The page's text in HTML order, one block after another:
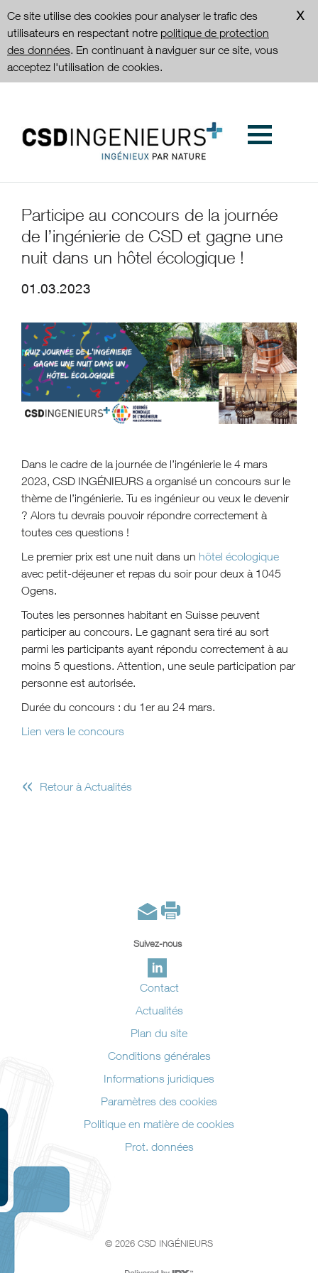
Ce site utilise des cookies pour analyser le trafic des
utilisateurs en respectant notre politique de protection
des données. En continuant à naviguer sur ce site, vous
acceptez l'utilisation de cookies.
Participe au concours de la journée
de l’ingénierie de CSD et gagne une
nuit dans un hôtel écologique !
01.03.2023
Dans le cadre de la journée de l’ingénierie le 4 mars
2023, CSD INGÉNIEURS a organisé un concours sur le
thème de l’ingénierie. Tu es ingénieur ou veux le devenir
? Alors tu devrais pouvoir répondre correctement à
toutes ces questions !
Le premier prix est une nuit dans un hôtel écologique
avec petit-déjeuner et repas du soir pour deux à 1045
Ogens.
Toutes les personnes habitant en Suisse peuvent
participer au concours. Le gagnant sera tiré au sort
parmi les participants ayant répondu correctement à au
moins 5 questions. Attention, une seule participation par
personne est autorisée.
Durée du concours : du 1er au 24 mars.
Lien vers le concours
« Retour à Actualités
Suivez-nous
Contact
Actualités
Plan du site
Conditions générales
Informations juridiques
Paramètres des cookies
Politique en matière de cookies
Prot. données
© 2026 CSD INGÉNIEURS